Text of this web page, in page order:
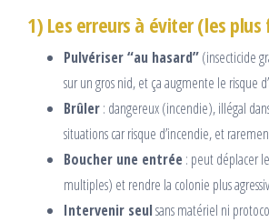
1) Les erreurs à éviter (les
Pulvériser “au hasard”(insecticide
sur un gros nid, et ça augmente le risque
Brûler: dangereux (incendie), illégal
situations car risque d’incendie, et
Boucher une entrée : peut déplacer
multiples) et rendre la colonie plus
Intervenir seulsans matériel ni